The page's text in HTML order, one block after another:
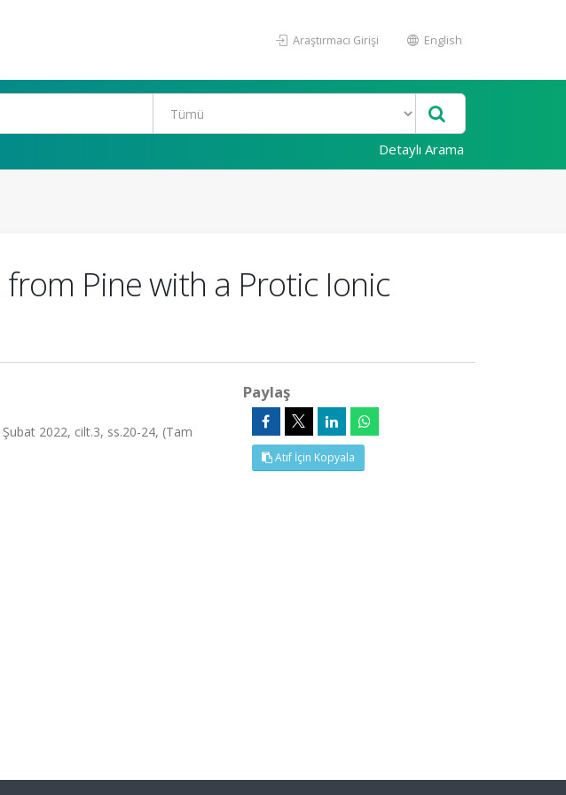
Araştırmacı Girişi English
Detaylı Arama
Pine with a Protic Ionic
2022, cilt.3, ss.20-24, (Tam
Paylaş
Atıf İçin Kopyala